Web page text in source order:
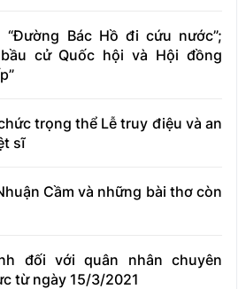
“Đường Bác Hồ đi cứu nước”;
cử Quốc hội và Hội đồng
trọng thể Lễ truy điệu và an
sĩ
Cầm và những bài thơ còn
đối với quân nhân chuyên
từ ngày 15/3/2021